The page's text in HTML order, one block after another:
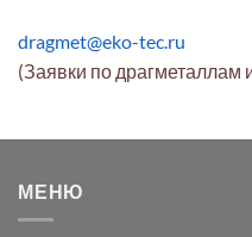
dragmet@eko-tec.ru
(Заявки по драгметаллам
МЕНЮ